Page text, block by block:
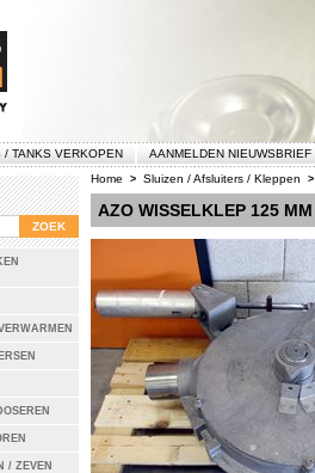
/ TANKS VERKOPEN AANMELDEN NIEUWSBRIEF
/ ZEVEN
Home > Sluizen / Afsluiters / Kleppen >
AZO WISSELKLEP 125 MM